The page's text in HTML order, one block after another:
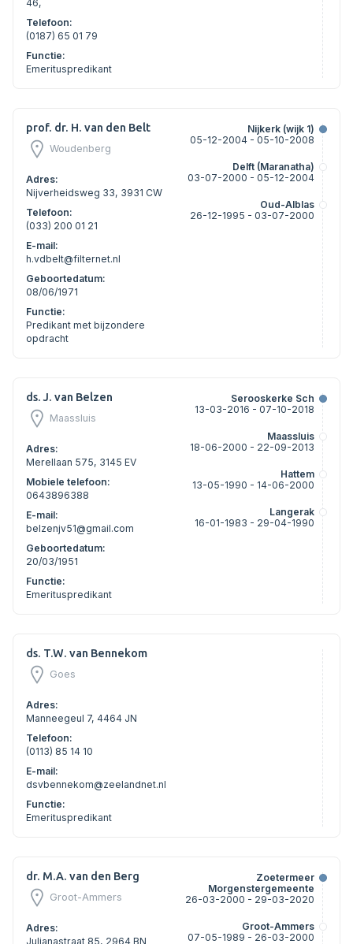
46,
Telefoon:
(0187) 65 01 79
Functie:
Emerituspredikant
prof. dr. H. van den Belt
Woudenberg
Adres:
Nijverheidsweg 33, 3931 CW
Telefoon:
(033) 200 01 21
E-mail:
h.vdbelt@filternet.nl
Geboortedatum:
08/06/1971
Functie:
Predikant met bijzondere
opdracht
Nijkerk (wijk 1)
05-12-2004 - 05-10-2008
Delft (Maranatha)
03-07-2000 - 05-12-2004
Oud-Alblas
26-12-1995 - 03-07-2000
ds. J. van Belzen
Maassluis
Adres:
Merellaan 575, 3145 EV
Mobiele telefoon:
0643896388
E-mail:
belzenjv51@gmail.com
Geboortedatum:
20/03/1951
Functie:
Emerituspredikant
Serooskerke Sch
13-03-2016 - 07-10-2018
Maassluis
18-06-2000 - 22-09-2013
Hattem
13-05-1990 - 14-06-2000
Langerak
16-01-1983 - 29-04-1990
ds. T.W. van Bennekom
Goes
Adres:
Manneegeul 7, 4464 JN
Telefoon:
(0113) 85 14 10
E-mail:
dsvbennekom@zeelandnet.nl
Functie:
Emerituspredikant
dr. M.A. van den Berg
Groot-Ammers
Adres:
Julianastraat 85, 2964 BN
Zoetermeer
Morgenstergemeente
26-03-2000 - 29-03-2020
Groot-Ammers
07-05-1989 - 26-03-2000